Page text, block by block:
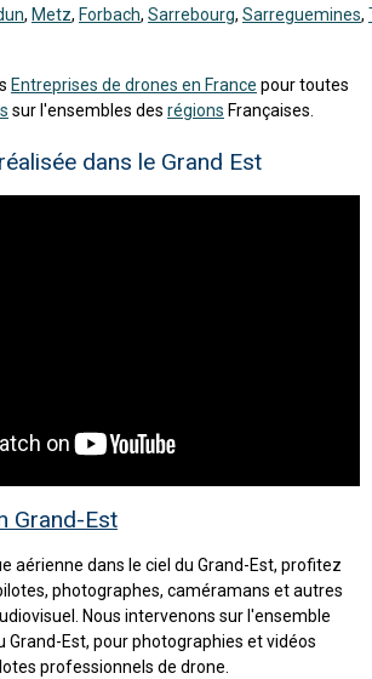
, Metz, Forbach, Sarrebourg, Sarreguemines,
Entreprises de drones en France pour toutes
sur l'ensembles des régions Françaises.
dans le Grand Est
Grand-Est
aérienne dans le ciel du Grand-Est, profitez
photographes, caméramans et autres
Nous intervenons sur l'ensemble
Grand-Est, pour photographies et vidéos
professionnels de drone.